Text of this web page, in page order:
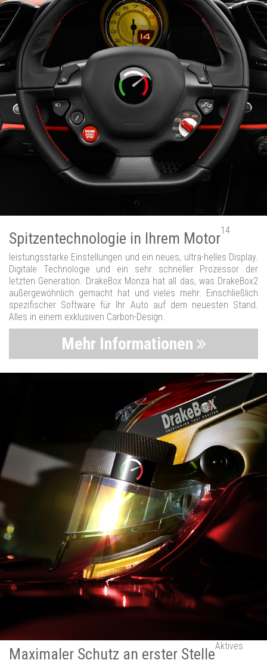
Spitzentechnologie in Ihrem Motor14
leistungsstarke Einstellungen und ein neues, ultra-helles Display.
Digitale Technologie und ein sehr schneller Prozessor der
letzten Generation. DrakeBox Monza hat all das, was DrakeBox2
außergewöhnlich gemacht hat und vieles mehr. Einschließlich
spezifischer Software für Ihr Auto auf dem neuesten Stand.
Alles in einem exklusiven Carbon-Design.
Mehr Informationen
Maximaler Schutz an erster StelleAktives